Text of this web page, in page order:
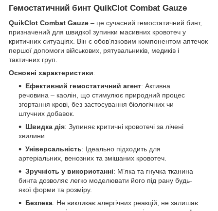
Гемостатичний бинт QuikClot Combat Gauze
QuikClot Combat Gauze – це сучасний гемостатичний бинт,
призначений для швидкої зупинки масивних кровотеч у
критичних ситуаціях. Він є обов’язковим компонентом аптечок
першої допомоги військових, рятувальників, медиків і
тактичних груп.
Основні характеристики:
Ефективний гемостатичний агент: Активна
речовина – каолін, що стимулює природний процес
згортання крові, без застосування біологічних чи
штучних добавок.
Швидка дія: Зупиняє критичні кровотечі за лічені
хвилини.
Універсальність: Ідеально підходить для
артеріальних, венозних та змішаних кровотеч.
Зручність у використанні: М’яка та гнучка тканина
бинта дозволяє легко моделювати його під рану будь-
якої форми та розміру.
Безпека: Не викликає алергічних реакцій, не залишає